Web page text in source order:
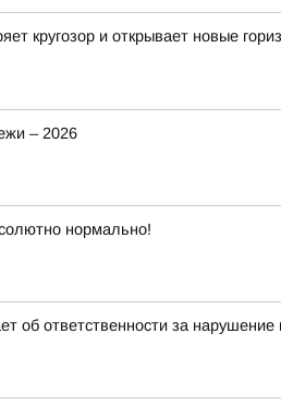
кругозор и открывает новые
– 2026
нормально!
ответственности за нарушение